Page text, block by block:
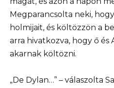
Megparancsolta neki,
holmijait, és költözzön a
arra hivatkozva, hogy ő és
akarnak költözni.
„De Dylan…” – válaszolta